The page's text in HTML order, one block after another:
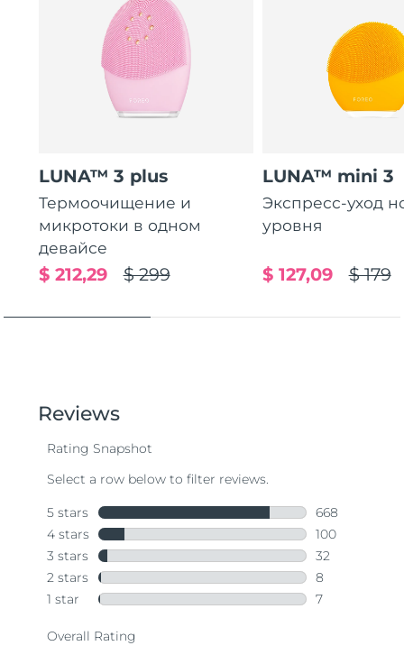
LUNA™ 3 plus
Термоочищение и
микротоки в одном
девайсе
$ 299
$ 212,29
LUNA™ mini 3
Экспресс-уход
уровня
$ 179
$ 127,09